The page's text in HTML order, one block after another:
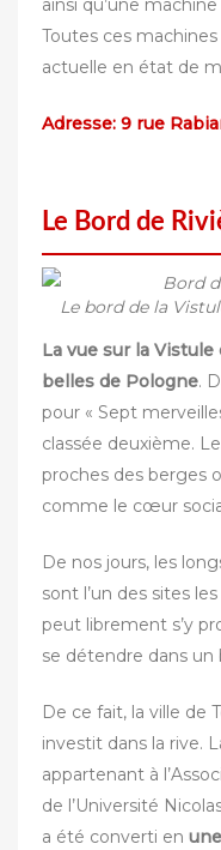
ainsi qu’une
Toutes ces machines
actuelle en état de
Adresse: 9 rue
Le Bord de
Le bord de la
La vue sur la
belles de Pologne.
pour « Sept
classée deuxième.
proches des berges
comme le cœur
De nos jours, les
sont l’un des sites
peut librement s’y
se détendre dans un
De ce fait, la ville de
investit dans la rive.
appartenant à
de l’Université
a été converti en